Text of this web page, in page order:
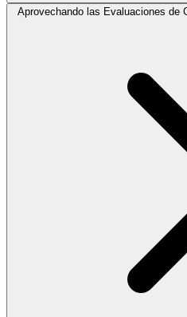
Aprovechando las Evaluaciones de